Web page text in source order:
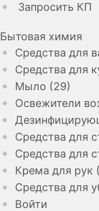
Запросить КП
Бытовая химия
Средства для
Средства для
Мыло (29)
Освежители
Средства для
Средства для
Крема для рук
Средства для
Войти